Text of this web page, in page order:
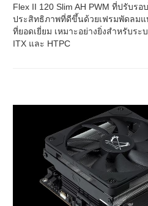
Flex II 120 Slim AH PWM ที่ปรับร
ประสิทธิภาพที่ดีขึ้นด้วยเฟรมพัดลมแ
ที่ยอดเยี่ยม เหมาะอย่างยิ่งสำหรับร
ITX และ HTPC